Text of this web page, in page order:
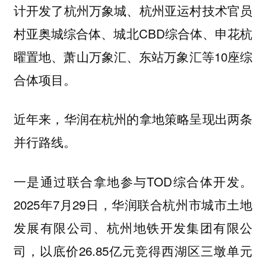
计开发了杭州万象城、杭州亚运村技术官员
村亚奥城综合体、城北CBD综合体、申花杭
曜置地、萧山万象汇、东站万象汇等10座综
合体项目。
近年来，华润在杭州的拿地策略呈现出两条
并行路线。
一是通过联合拿地参与TOD综合体开发。
2025年7月29日，华润联合杭州市城市土地
发展有限公司、杭州地铁开发集团有限公
司，以底价26.85亿元竞得西湖区三墩单元